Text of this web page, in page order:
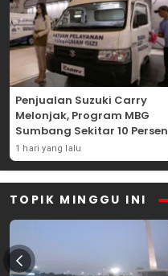
Penjualan Suzuki Carry
Melonjak, Program MBG
Sumbang Sekitar 10 Persen
1 hari yang lalu
TOPIK MINGGU INI